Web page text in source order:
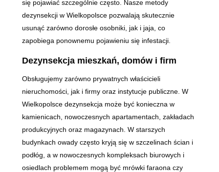
się pojawiać szczególnie często. Nasze metody
dezynsekcji w Wielkopolsce pozwalają skutecznie
usunąć zarówno dorosłe osobniki, jak i jaja, co
zapobiega ponownemu pojawieniu się infestacji.
Dezynsekcja mieszkań, domów i firm
Obsługujemy zarówno prywatnych właścicieli
nieruchomości, jak i firmy oraz instytucje publiczne. W
Wielkopolsce dezynsekcja może być konieczna w
kamienicach, nowoczesnych apartamentach, zakładach
produkcyjnych oraz magazynach. W starszych
budynkach owady często kryją się w szczelinach ścian i
podłóg, a w nowoczesnych kompleksach biurowych i
osiedlach problemem mogą być mrówki faraona czy